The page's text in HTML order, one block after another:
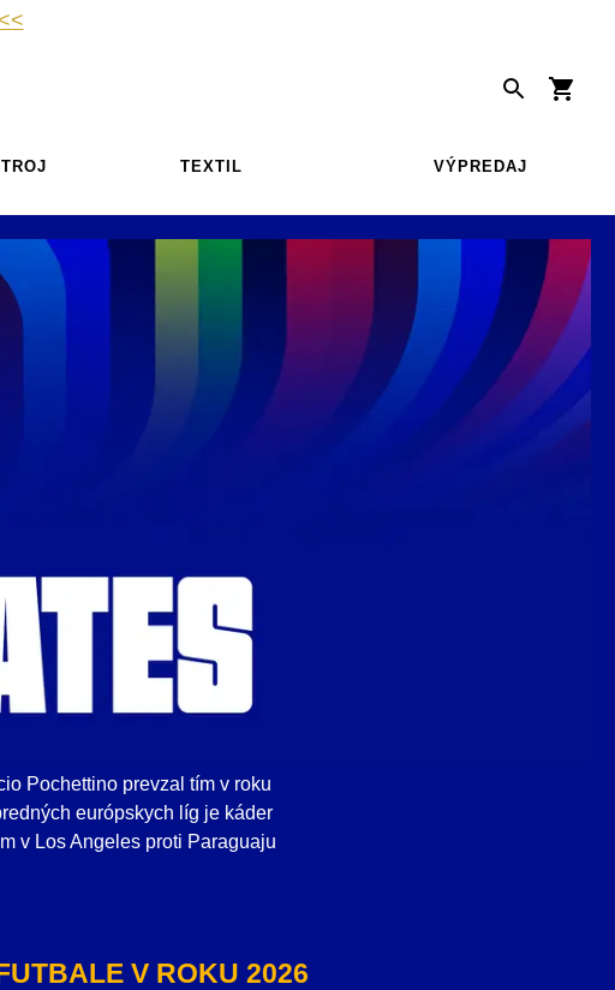
TEXTIL VÝPREDAJ
Pochettino prevzal tím v roku
európskych líg je káder
v Los Angeles proti Paraguaju
V ROKU 2026